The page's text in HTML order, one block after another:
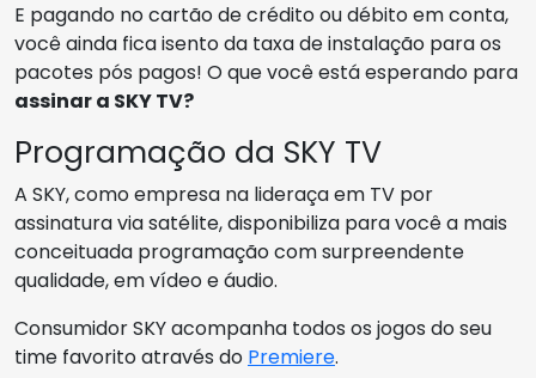
E pagando no cartão de crédito ou débito em conta,
você ainda fica isento da taxa de instalação para os
pacotes pós pagos! O que você está esperando para
assinar a SKY TV?
Programação da SKY TV
A SKY, como empresa na lideraça em TV por
assinatura via satélite, disponibiliza para você a mais
conceituada programação com surpreendente
qualidade, em vídeo e áudio.
Consumidor SKY acompanha todos os jogos do seu
time favorito através do Premiere.